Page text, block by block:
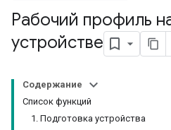
Рабочий профиль
устройстве
Содержание
Список функций
1. Подготовка устройства